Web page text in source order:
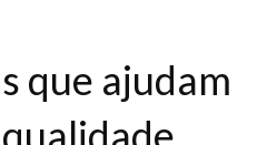
que ajudam